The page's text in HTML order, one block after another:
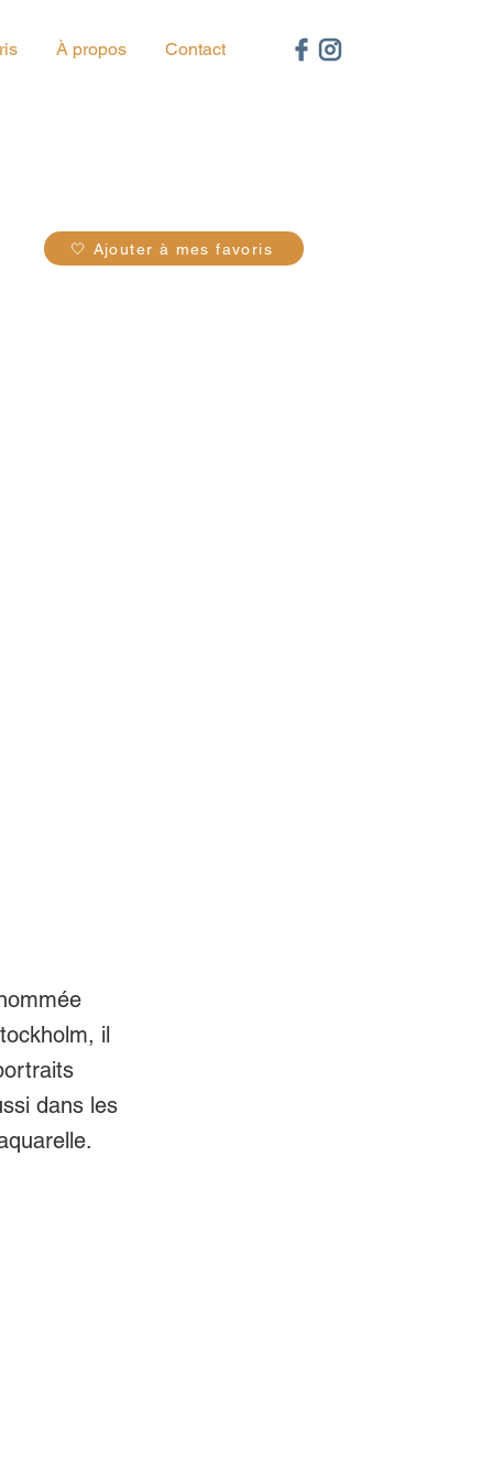
À propos Contact
🤍 Ajouter à mes favoris
il
dans les